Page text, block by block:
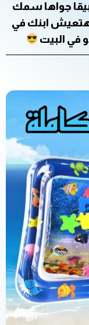
جواها سمك
ابنك في
في البيت